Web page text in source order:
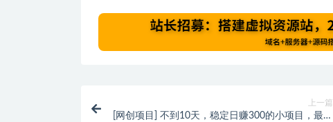
上一篇
[网创项目] 不到10天，稳定日赚300的小项目，最高